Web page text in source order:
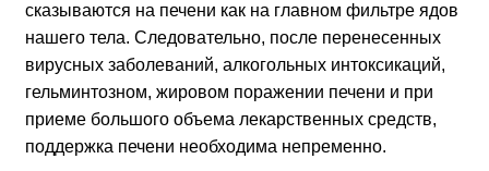
сказываются на печени как на главном фильтре ядов
нашего тела. Следовательно, после перенесенных
вирусных заболеваний, алкогольных интоксикаций,
гельминтозном, жировом поражении печени и при
приеме большого объема лекарственных средств,
поддержка печени необходима непременно.